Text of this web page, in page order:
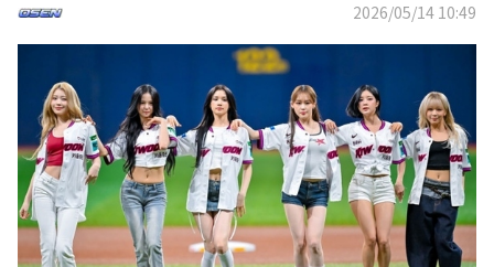
2026/05/14 10:49